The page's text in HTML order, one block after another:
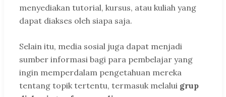
menyediakan tutorial, kursus, atau kuliah yang
dapat diakses oleh siapa saja.
Selain itu, media sosial juga dapat menjadi
sumber informasi bagi para pembelajar yang
ingin memperdalam pengetahuan mereka
tentang topik tertentu, termasuk melalui grup